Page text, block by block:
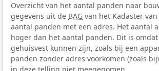
Overzicht van het aantal panden naar
gegevens uit de BAG van het Kadaster
aantal panden met een adres. Het aantal
hoger dan het aantal panden. Dit is
gehuisvest kunnen zijn, zoals bij een
panden zonder adres voorkomen (zoals